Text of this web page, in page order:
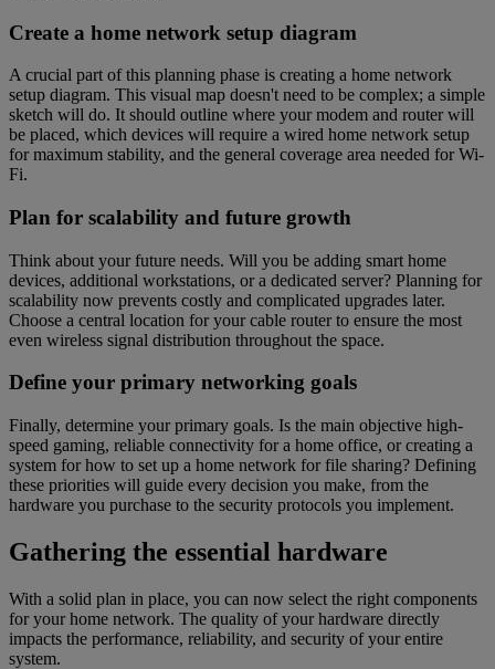
Create a home network setup diagram
A crucial part of this planning phase is creating a home network
setup diagram. This visual map doesn't need to be complex; a simple
sketch will do. It should outline where your modem and router will
be placed, which devices will require a wired home network setup
for maximum stability, and the general coverage area needed for Wi-
Fi.
Plan for scalability and future growth
Think about your future needs. Will you be adding smart home
devices, additional workstations, or a dedicated server? Planning for
scalability now prevents costly and complicated upgrades later.
Choose a central location for your cable router to ensure the most
even wireless signal distribution throughout the space.
Define your primary networking goals
Finally, determine your primary goals. Is the main objective high-
speed gaming, reliable connectivity for a home office, or creating a
system for how to set up a home network for file sharing? Defining
these priorities will guide every decision you make, from the
hardware you purchase to the security protocols you implement.
Gathering the essential hardware
With a solid plan in place, you can now select the right components
for your home network. The quality of your hardware directly
impacts the performance, reliability, and security of your entire
system.